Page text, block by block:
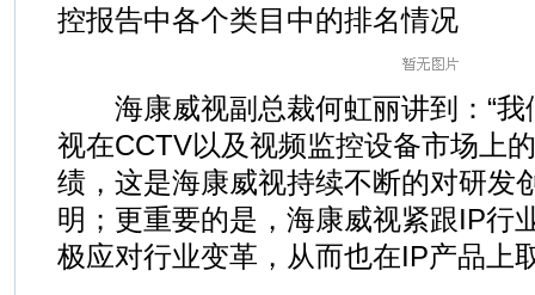
控报告中各个类目中的排名情况
海康威视副总裁何虹丽讲到：“我
视在CCTV以及视频监控设备市场上
绩，这是海康威视持续不断的对研发
明；更重要的是，海康威视紧跟IP行
极应对行业变革，从而也在IP产品上